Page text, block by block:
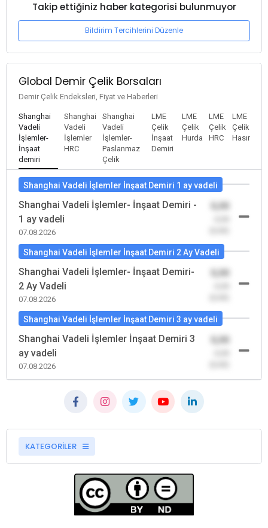
Takip ettiğiniz haber kategorisi bulunmuyor
Bildirim Tercihlerini Düzenle
Global Demir Çelik Borsaları
Demir Çelik Endeksleri, Fiyat ve Haberleri
Shanghai
Vadeli
İşlemler-
İnşaat
demiri
Shanghai
Vadeli
İşlemler
HRC
Shanghai
Vadeli
İşlemler-
Paslanmaz
Çelik
LME
Çelik
İnşaat
Demiri
LME
Çelik
Hurda
LME
Çelik
HRC
LME
Çelik
Hasır
Shanghai Vadeli İşlemler İnşaat Demiri 1 ay vadeli
Shanghai Vadeli İşlemler- İnşaat Demiri -
1 ay vadeli
07.08.2026
Shanghai Vadeli İşlemler İnşaat Demiri 2 Ay Vadeli
Shanghai Vadeli İşlemler- İnşaat Demiri-
2 Ay Vadeli
07.08.2026
Shanghai Vadeli İşlemler İnşaat Demiri 3 ay vadeli
Shanghai Vadeli İşlemler İnşaat Demiri 3
ay vadeli
07.08.2026
KATEGORİLER